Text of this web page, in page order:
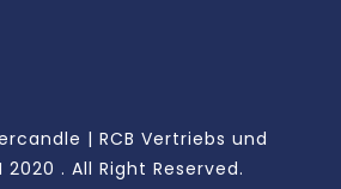
| RCB Vertriebs und
2020 . All Right Reserved.